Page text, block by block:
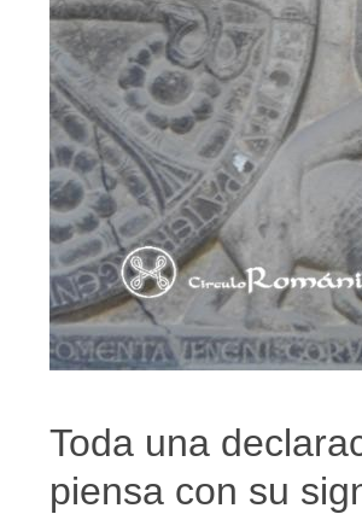
Toda una
piensa con su